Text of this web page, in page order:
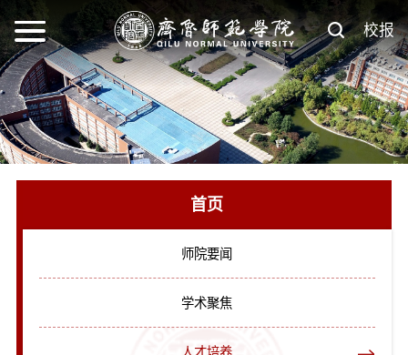
校报
首页
师院要闻
学术聚焦